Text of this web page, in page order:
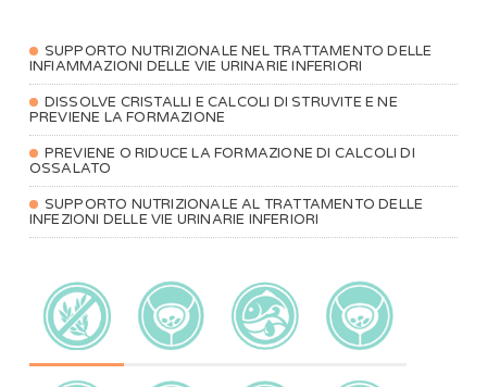
SUPPORTO NUTRIZIONALE NEL TRATTAMENTO DELLE
INFIAMMAZIONI DELLE VIE URINARIE INFERIORI
DISSOLVE CRISTALLI E CALCOLI DI STRUVITE E NE
PREVIENE LA FORMAZIONE
PREVIENE O RIDUCE LA FORMAZIONE DI CALCOLI DI
OSSALATO
SUPPORTO NUTRIZIONALE AL TRATTAMENTO DELLE
INFEZIONI DELLE VIE URINARIE INFERIORI